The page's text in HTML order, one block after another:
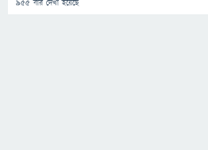
955 বার দেখা হয়েছে